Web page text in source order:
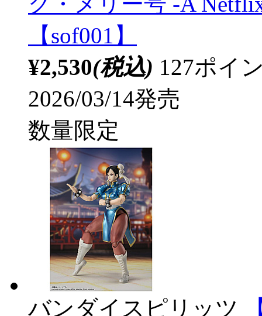
【sof001】
¥2,530(税込) 127ポイ
2026/03/14発売
数量限定
バンダイスピリッツ